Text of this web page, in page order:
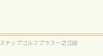
ステップゴルフプラス一之江店